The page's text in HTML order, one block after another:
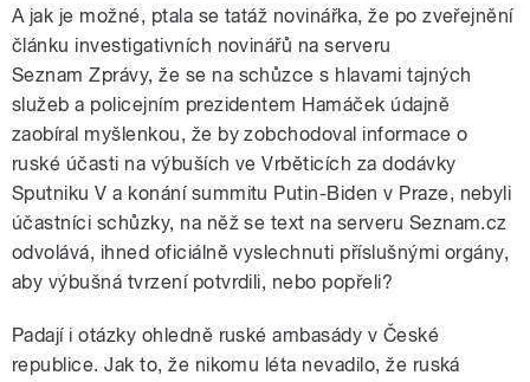
A jak je možné, ptala se tatáž novinářka, že po zveřejnění
článku investigativních novinářů na serveru
Seznam Zprávy, že se na schůzce s hlavami tajných
služeb a policejním prezidentem Hamáček údajně
zaobíral myšlenkou, že by zobchodoval informace o
ruské účasti na výbuších ve Vrběticích za dodávky
Sputniku V a konání summitu Putin-Biden v Praze, nebyli
účastníci schůzky, na něž se text na serveru Seznam.cz
odvolává, ihned oficiálně vyslechnuti příslušnými orgány,
aby výbušná tvrzení potvrdili, nebo popřeli?
Padají i otázky ohledně ruské ambasády v České
republice. Jak to, že nikomu léta nevadilo, že ruská